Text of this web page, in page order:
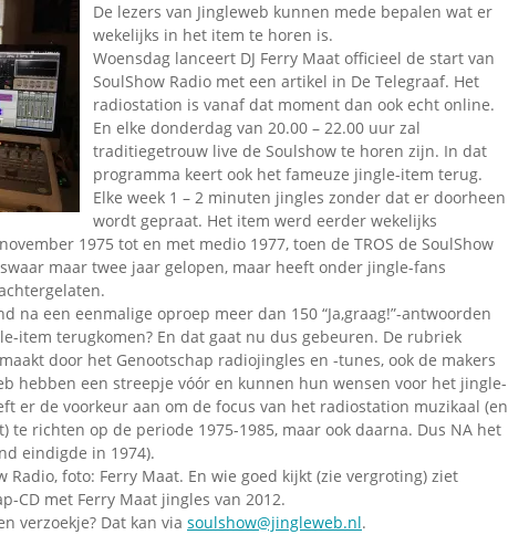
Omroepbanden
Stoomfluit Klaas
Vaak
Uitvinding
jinglecassette
De lezers van Jingleweb kunnen mede bepalen wat er
wekelijks in het item te horen is.
Woensdag lanceert DJ Ferry Maat officieel de start van
SoulShow Radio met een artikel in De Telegraaf. Het
radiostation is vanaf dat moment dan ook echt online.
En elke donderdag van 20.00 – 22.00 uur zal
traditiegetrouw live de Soulshow te horen zijn. In dat
programma keert ook het fameuze jingle-item terug.
Elke week 1 – 2 minuten jingles zonder dat er doorheen
wordt gepraat. Het item werd eerder wekelijks
1975 tot en met medio 1977, toen de TROS de SoulShow
maar twee jaar gelopen, maar heeft onder jingle-fans
na een eenmalige oproep meer dan 150 “Ja,graag!”-antwoorden
item terugkomen? En dat gaat nu dus gebeuren. De rubriek
door het Genootschap radiojingles en -tunes, ook de makers
hebben een streepje vóór en kunnen hun wensen voor het jingle-
er de voorkeur aan om de focus van het radiostation muzikaal (en
richten op de periode 1975-1985, maar ook daarna. Dus NA het
eindigde in 1974).
Radio, foto: Ferry Maat. En wie goed kijkt (zie vergroting) ziet
CD met Ferry Maat jingles van 2012.
verzoekje? Dat kan via soulshow@jingleweb.nl.